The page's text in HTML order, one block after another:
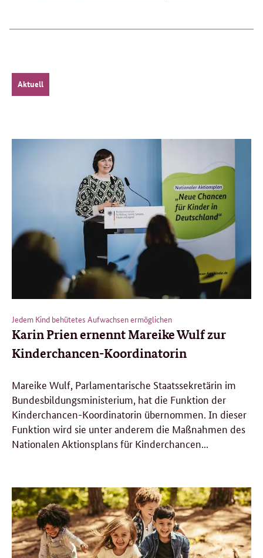
Aktuell
Jedem Kind behütetes Aufwachsen ermöglichen
Karin Prien ernennt Mareike Wulf zur
Kinderchancen-Koordinatorin
Mareike Wulf, Parlamentarische Staatssekretärin im
Bundesbildungsministerium, hat die Funktion der
Kinderchancen-Koordinatorin übernommen. In dieser
Funktion wird sie unter anderem die Maßnahmen des
Nationalen Aktionsplans für Kinderchancen...